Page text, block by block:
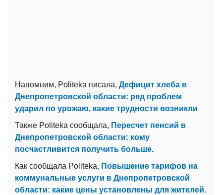
Напомним, Politeka писала, Дефицит хлеба в
Днепропетровской области: ряд проблем
ударил по урожаю, какие трудности возникли
Также Politeka сообщала, Пересчет пенсий в
Днепропетровской области: кому
посчастливится получить больше.
Как сообщала Politeka, Повышение тарифов на
коммунальные услуги в Днепропетровской
области: какие цены установлены для жителей.